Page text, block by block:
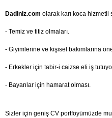
Dadiniz.com olarak karı koca hizmetli
- Temiz ve titiz olmaları.
- Giyimlerine ve kişisel bakımlarına
- Erkekler için tabir-i caizse eli iş
- Bayanlar için hamarat olması.
Sizler için geniş CV portföyümüzde